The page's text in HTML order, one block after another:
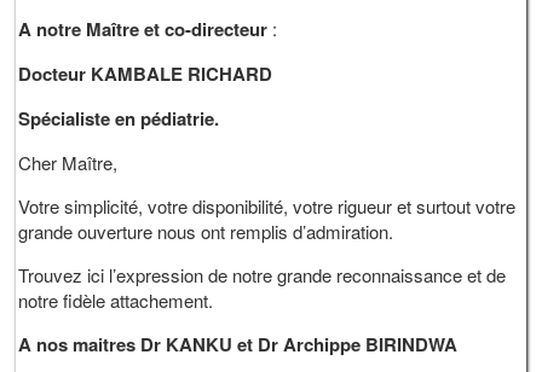
A notre Maître et co-directeur :
Docteur KAMBALE RICHARD
Spécialiste en pédiatrie.
Cher Maître,
Votre simplicité, votre disponibilité, votre rigueur et surtout votre
grande ouverture nous ont remplis d’admiration.
Trouvez ici l’expression de notre grande reconnaissance et de
notre fidèle attachement.
A nos maitres Dr KANKU et Dr Archippe BIRINDWA